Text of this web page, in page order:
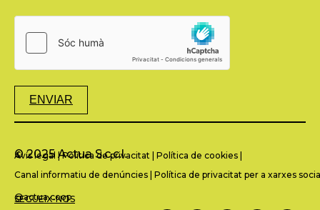
ENVIAR
© 2025 Actua S.c.c.l.
Avís legal |Política de privacitat Política de cookies
Canal informatiu de denúncies Política de privacitat per a xarxes
SEGUEIX-NOS
@actua.coop